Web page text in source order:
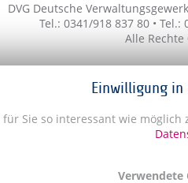
DVG Deutsche
Tel.: 0341/918 837 80 • Tel.:
Alle Rechte
Einwilligung in
Sie so interessant wie
Verwendete